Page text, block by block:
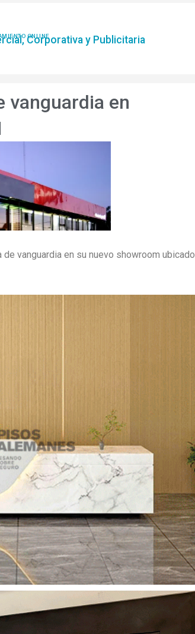
ONLINE
Corporativa y Publicitaria
vanguardia en
vanguardia en su nuevo showroom ubicado